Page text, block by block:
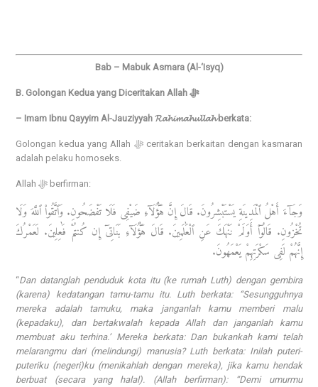
Bab – Mabuk Asmara (Al-‘Isyq)
B. Golongan Kedua yang Diceritakan Allah ﷻ
– Imam Ibnu Qayyim Al-Jauziyyah 𝓡𝓪𝓱𝓲𝓶𝓪𝓱𝓾𝓵𝓵𝓪𝓱 berkata:
Golongan kedua yang Allah ﷻ ceritakan berkaitan dengan kasmaran
adalah pelaku homoseks.
Allah ﷻ berfirman:
وَجَآءَ أَهْلُ ٱلْمَدِينَةِ يَسْتَبْشِرُونَ. قَالَ إِنَّ هَٰٓؤُلَآءِ ضَيْفِى فَلَا تَفْضَحُونِ. وَٱتَّقُوا۟ ٱللَّهَ وَلَا
تُخْزُونِ. قَالُوٓا۟ أَوَلَمْ نَنْهَكَ عَنِ ٱلْعَٰلَمِينَ. قَالَ هَٰٓؤُلَآءِ بَنَاتِىٓ إِن كُنتُمْ فَٰعِلِينَ. لَعَمْرُكَ
إِنَّهُمْ لَفِى سَكْرَتِهِمْ يَعْمَهُونَ.
“Dan datanglah penduduk kota itu (ke rumah Luth) dengan gembira
(karena) kedatangan tamu-tamu itu. Luth berkata: “Sesungguhnya
mereka adalah tamuku, maka janganlah kamu memberi malu
(kepadaku), dan bertakwalah kepada Allah dan janganlah kamu
membuat aku terhina.’ Mereka berkata: Dan bukankah kami telah
melarangmu dari (melindungi) manusia? Luth berkata: Inilah puteri-
puteriku (negeri)ku (menikahlah dengan mereka), jika kamu hendak
berbuat (secara yang halal). (Allah berfirman): “Demi umurmu